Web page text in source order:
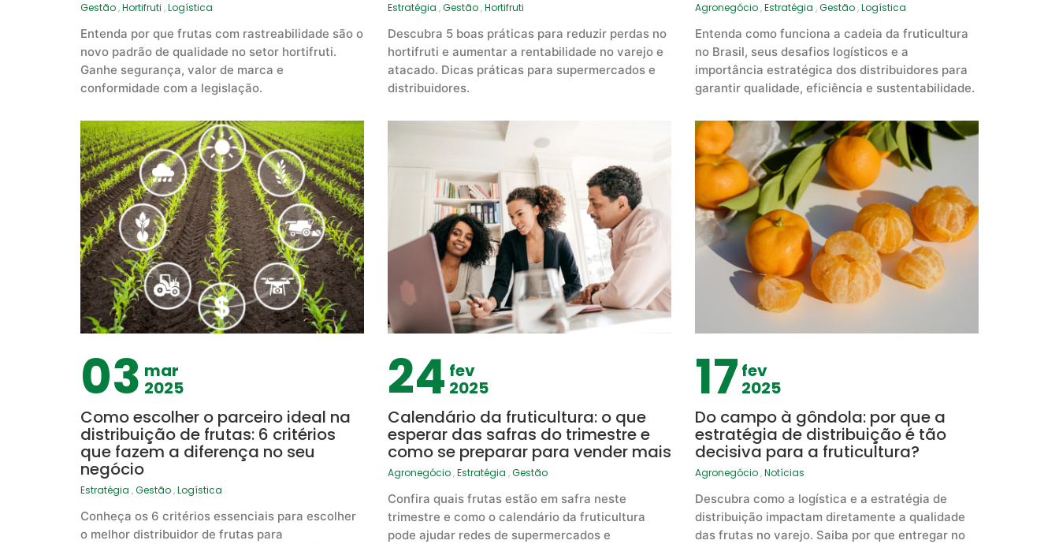
Gestão,Hortifruti ,Logística
Entenda por que frutas com rastreabilidade são o
novo padrão de qualidade no setor hortifruti.
Ganhe segurança, valor de marca e
conformidade com a legislação.
Estratégia ,Gestão,Hortifruti
Descubra 5 boas práticas para reduzir perdas no
hortifruti e aumentar a rentabilidade no varejo e
atacado. Dicas práticas para supermercados e
distribuidores.
Agronegócio,Estratégia ,Gestão,Logística
Entenda como funciona a cadeia da fruticultura
no Brasil, seus desafios logísticos e a
importância estratégica dos distribuidores para
garantir qualidade, eficiência e sustentabilidade.
03 mar
2025
Como escolher o parceiro ideal na
distribuição de frutas: 6 critérios
que fazem a diferença no seu
negócio
Estratégia ,Gestão,Logística
Conheça os 6 critérios essenciais para escolher
o melhor distribuidor de frutas para
24 fev
2025
Calendário da fruticultura: o que
esperar das safras do trimestre e
como se preparar para vender mais
Agronegócio,Estratégia ,Gestão
Confira quais frutas estão em safra neste
trimestre e como o calendário da fruticultura
pode ajudar redes de supermercados e
17 fev
2025
Do campo à gôndola: por que a
estratégia de distribuição é tão
decisiva para a fruticultura?
Agronegócio,Notícias
Descubra como a logística e a estratégia de
distribuição impactam diretamente a qualidade
das frutas no varejo. Saiba por que entregar no